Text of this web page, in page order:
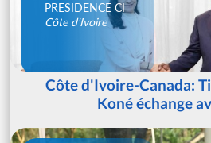
PRESIDENCE CI
Côte d'Ivoire
Côte d'Ivoire-Canada:
Koné échange